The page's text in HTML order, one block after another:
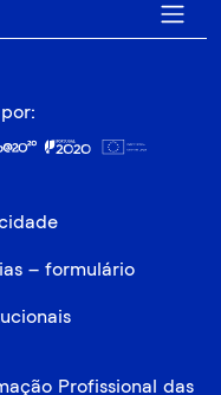
– formulário
Profissional das